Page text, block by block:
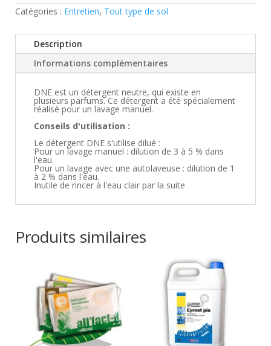
5L
Catégories : Entretien, Tout type de sol
Description
Informations complémentaires
DNE est un détergent neutre, qui existe en
plusieurs parfums. Ce détergent a été spécialement
réalisé pour un lavage manuel.
Conseils d'utilisation :
Le détergent DNE s'utilise dilué :
Pour un lavage manuel : dilution de 3 à 5 % dans
l'eau.
Pour un lavage avec une autolaveuse : dilution de 1
à 2 % dans l'eau.
Inutile de rincer à l'eau clair par la suite
Produits similaires